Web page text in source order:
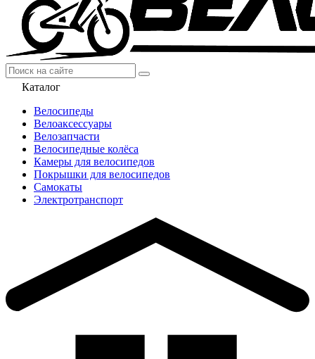
Каталог
Велосипеды
Велоаксессуары
Велозапчасти
Велосипедные колёса
Камеры для велосипедов
Покрышки для велосипедов
Самокаты
Электротранспорт